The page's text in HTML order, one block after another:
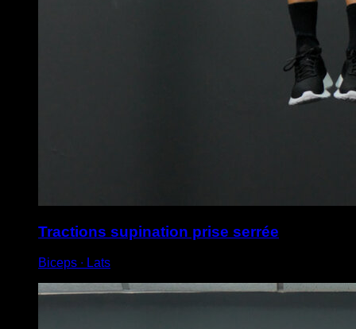
Tractions supination prise serrée
Biceps ∙ Lats